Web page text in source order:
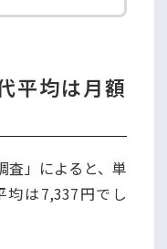
平均は月額
査」によると、単
は7,337円でし